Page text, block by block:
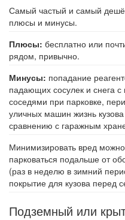
Самый частый и самый
плюсы и минусы.
Плюсы: бесплатно или
рядом, привычно.
Минусы: попадание
падающих сосулек и снега
соседями при парковке,
уличных машин жизнь
сравнению с гаражным
Минимизировать вред
парковаться подальше от
(раз в неделю в зимний
покрытие для кузова перед
Подземный или